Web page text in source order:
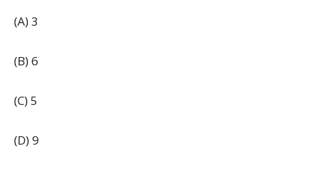
(A) 3
(B) 6
(C) 5
(D) 9